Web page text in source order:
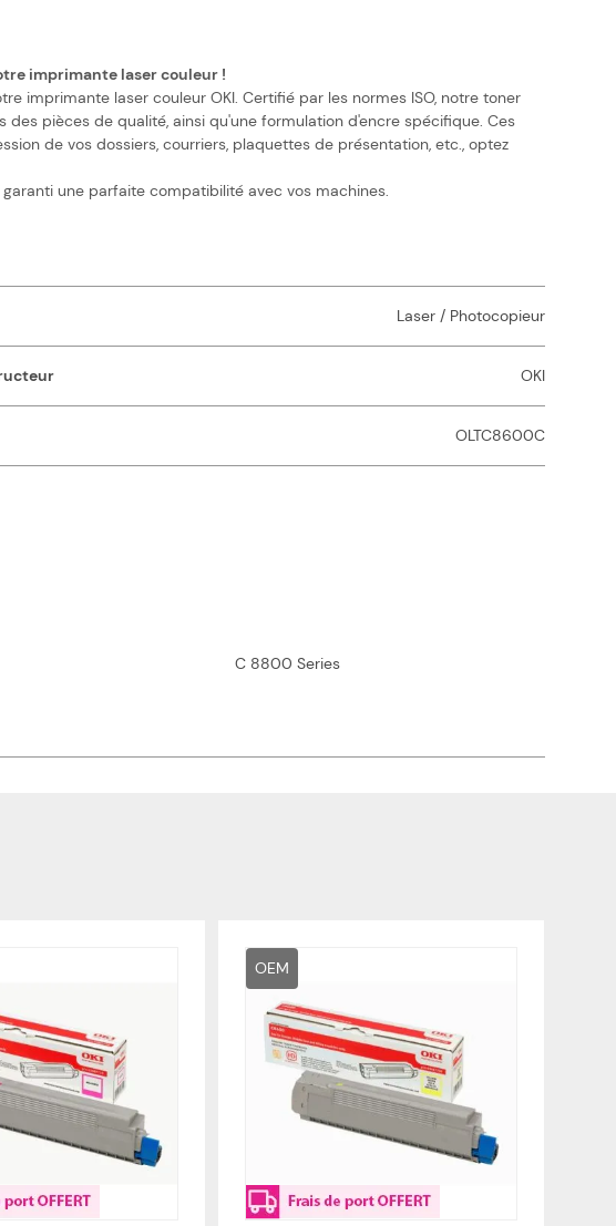
imprimante laser couleur !
imprimante laser couleur OKI. Certifié par les normes ISO, notre toner
des pièces de qualité, ainsi qu'une formulation d'encre spécifique. Ces
de vos dossiers, courriers, plaquettes de présentation, etc., optez
une parfaite compatibilité avec vos machines.
Laser / Photocopieur
OKI
OLTC8600C
C 8800 Series
OEM